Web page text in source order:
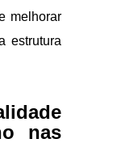
melhorar
estrutura
nas